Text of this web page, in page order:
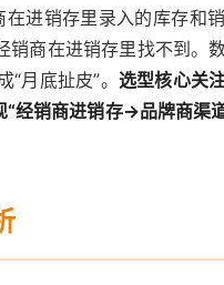
进销存里录入的库存和
商在进销存里找不到。
月底扯皮”。 选型核心关
经销商进销存→品牌商渠